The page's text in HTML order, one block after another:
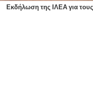
Εκδήλωση της ΙΛΕΑ για